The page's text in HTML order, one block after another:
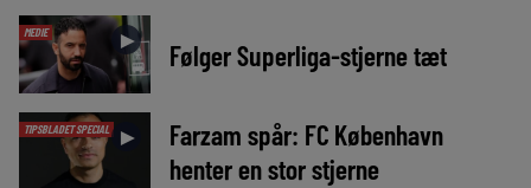
MEDIE ► Følger Superliga-stjerne tæt
TIPSBLADET SPECIAL ►
Farzam spår: FC København
henter en stor stjerne